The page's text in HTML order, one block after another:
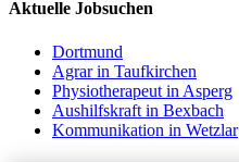
Aktuelle Jobsuchen
Dortmund
Agrar in Taufkirchen
Physiotherapeut in Asperg
Aushilfskraft in Bexbach
Kommunikation in Wetzlar